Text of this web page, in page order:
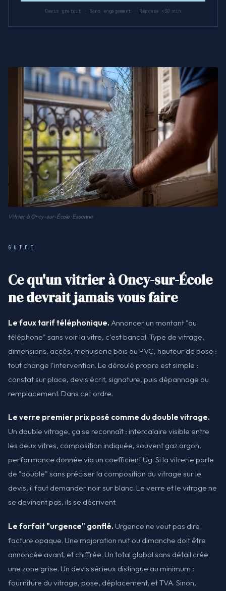
Devis gratuit · Sans engagement · Réponse <30 min
Vitrier à Oncy-sur-École · Essonne
GUIDE
Ce qu'un vitrier à Oncy-sur-École
ne devrait jamais vous faire
Le faux tarif téléphonique. Annoncer un montant "au
téléphone" sans voir la vitre, c'est bancal. Type de vitrage,
dimensions, accès, menuiserie bois ou PVC, hauteur de pose :
tout change l'intervention. Le déroulé propre est simple :
constat sur place, devis écrit, signature, puis dépannage ou
remplacement. Dans cet ordre.
Le verre premier prix posé comme du double vitrage.
Un double vitrage, ça se reconnaît : intercalaire visible entre
les deux vitres, composition indiquée, souvent gaz argon,
performance donnée via un coefficient Ug. Si la vitrerie parle
de "double" sans préciser la composition du vitrage sur le
devis, il faut demander noir sur blanc. Le verre et le vitrage ne
se devinent pas, ils se décrivent.
Le forfait "urgence" gonflé. Urgence ne veut pas dire
facture opaque. Une majoration nuit ou dimanche doit être
annoncée avant, et chiffrée. Un total global sans détail crée
une zone grise. Un devis sérieux distingue au minimum :
fourniture du vitrage, pose, déplacement, et TVA. Sinon,